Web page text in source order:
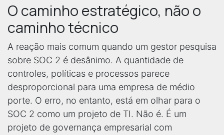
O caminho estratégico, não o
caminho técnico
A reação mais comum quando um gestor pesquisa
sobre SOC 2 é desânimo. A quantidade de
controles, políticas e processos parece
desproporcional para uma empresa de médio
porte. O erro, no entanto, está em olhar para o
SOC 2 como um projeto de TI. Não é. É um
projeto de governança empresarial com